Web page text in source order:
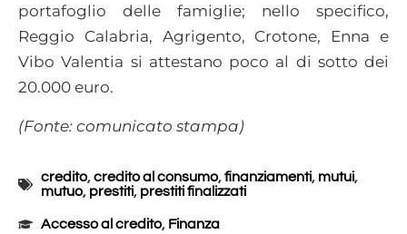
portafoglio delle famiglie; nello specifico,
Reggio Calabria, Agrigento, Crotone, Enna e
Vibo Valentia si attestano poco al di sotto dei
20.000 euro.
(Fonte: comunicato stampa)
credito,credito al consumo,finanziamenti, mutui,
mutuo, prestiti, prestiti finalizzati
Accesso al credito, Finanza